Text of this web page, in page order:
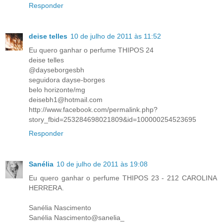
Responder
deise telles 10 de julho de 2011 às 11:52
Eu quero ganhar o perfume THIPOS 24
deise telles
@dayseborgesbh
seguidora dayse-borges
belo horizonte/mg
deisebh1@hotmail.com
http://www.facebook.com/permalink.php?
story_fbid=253284698021809&id=100000254523695
Responder
Sanélia 10 de julho de 2011 às 19:08
Eu quero ganhar o perfume THIPOS 23 - 212 CAROLINA
HERRERA.
Sanélia Nascimento
Sanélia Nascimento@sanelia_